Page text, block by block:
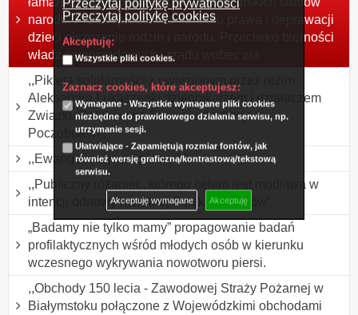
Przeczytaj politykę prywatności
Przeczytaj politykę cookies
Akceptuję:
Wszystkie pliki cookies.
Zaznacz cookies, które akceptujesz:
Wymagane - Wszystkie wymagane pliki cookies
niezbędne do prawidłowego działania serwisu, np.
utrzymanie sesji.
Ułatwiające - Zapamiętują rozmiar fontów, jak
również wersję graficzną/kontrastową/tekstową
serwisu.
Akceptuję wymagane Akceptuję
narodu. Protest przeciwko łamaniu prawa i deprawacji
dzieci niszczenie rodzin i narodu. Przeciwko bierności
władz samorządowych i rządu wobec zła
,,Pikieta solidarności z uwięzionym przez reżim
Aleksandra Łukaszenki dziennikarzem i działaczem
Związku Polaków na Białorusi Andrzejem
Poczobutem”.
,,Ewangelizacja na placach”.
,,Publiczny różaniec, którego celem jest modlitwa w
intencji odnowy moralnej Polski i Polaków”.
„Badamy nie tylko mamy” propagowanie badań
profilaktycznych wśród młodych osób w kierunku
wczesnego wykrywania nowotworu piersi.
,,Obchody 150 lecia - Zawodowej Straży Pożarnej w
Białymstoku połączone z Wojewódzkimi obchodami